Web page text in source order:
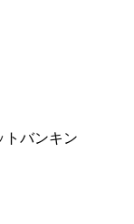
トバンキン